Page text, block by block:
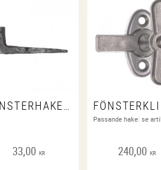
FÖNSTERHAKE/ HAKE FÖNSTERKLINKA
33,00 KR 240,00 KR